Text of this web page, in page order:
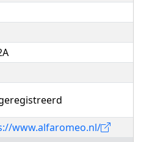
www.alfaromeo.nl/